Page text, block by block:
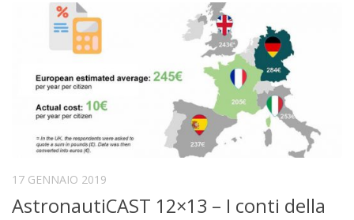
17 GENNAIO 2019
AstronautiCAST 12×13 – I conti della